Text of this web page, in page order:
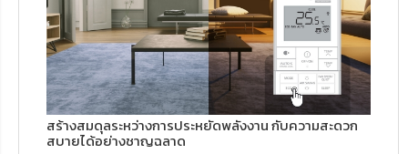
สร้างสมดุลระหว่างการประหยัดพลังงาน กับความสะดวก
สบายได้อย่างชาญฉลาด